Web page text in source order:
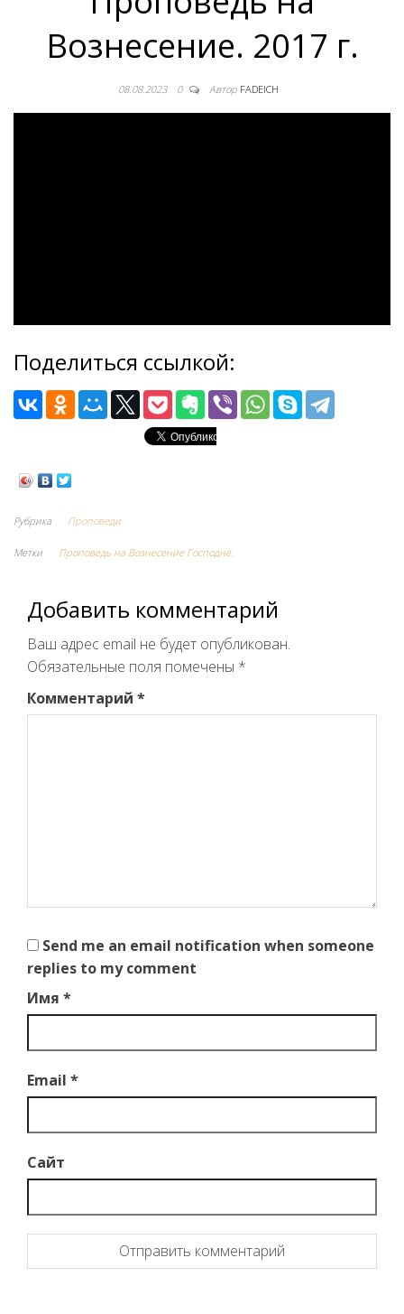
Вознесение. 2017 г.
08.08.2023 0 Автор FADEICH
Поделиться ссылкой:
Рубрика Проповеди
Метки Проповедь на Вознесение Господне.
Добавить комментарий
Ваш адрес email не будет опубликован.
Обязательные поля помечены *
Комментарий *
Send me an email notification when someone
replies to my comment
Имя *
Email *
Сайт